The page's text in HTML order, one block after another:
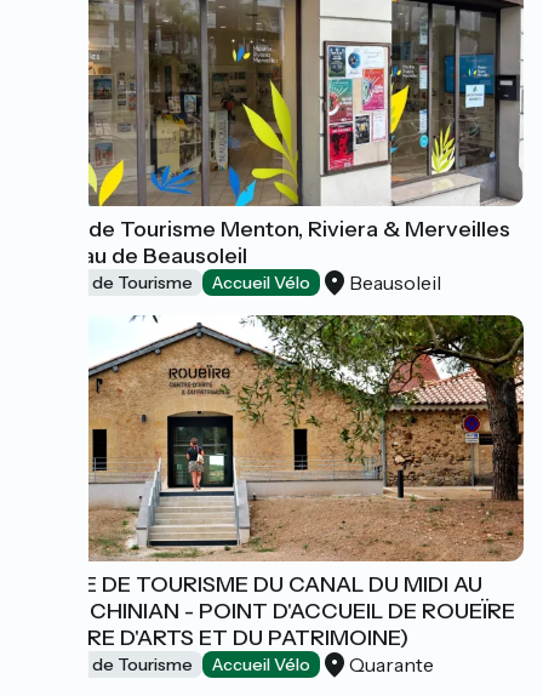
Office de Tourisme Menton, Riviera & Merveilles
- Bureau de Beausoleil
Offices de Tourisme Accueil Vélo Beausoleil
OFFICE DE TOURISME DU CANAL DU MIDI AU
SAINT CHINIAN - POINT D'ACCUEIL DE ROUEÏRE
(CENTRE D'ARTS ET DU PATRIMOINE)
Offices de Tourisme Accueil Vélo Quarante